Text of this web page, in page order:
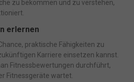
zu bekommen und zu verstehen,
erlernen
praktische Fähigkeiten zu
Karriere einsetzen kannst.
Fitnessbewertungen durchführt,
Fitnessgeräte wartet.